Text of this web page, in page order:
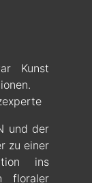
Kunst
und der
zu einer
ins
floraler